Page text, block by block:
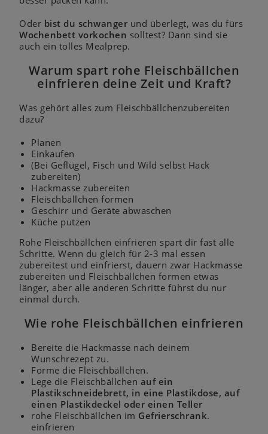
Oder bist du schwanger und überlegt, was du fürs
Wochenbett vorkochen solltest? Dann sind sie
auch ein tolles Mealprep.
Warum spart rohe Fleischbällchen
einfrieren deine Zeit und Kraft?
Was gehört alles zum Fleischbällchenzubereiten
dazu?
Planen
Einkaufen
(Bei Geflügel, Fisch und Wild selbst Hack
zubereiten)
Hackmasse zubereiten
Fleischbällchen formen
Geschirr und Geräte abwaschen
Küche putzen
Rohe Fleischbällchen einfrieren spart dir fast alle
Schritte. Wenn du gleich für 2-3 mal essen
zubereitest und einfrierst, dauern zwar Hackmasse
zubereiten und Fleischbällchen formen etwas
länger, aber alle anderen Schritte führst du nur
einmal durch.
Wie rohe Fleischbällchen einfrieren
Bereite die Hackmasse nach deinem
Wunschrezept zu.
Forme die Fleischbällchen.
Lege die Fleischbällchen auf ein
Plastikschneidebrett, in eine Plastikdose, auf
einen Plastikdeckel oder einen Teller
rohe Fleischbällchen im Gefrierschrank.
einfrieren